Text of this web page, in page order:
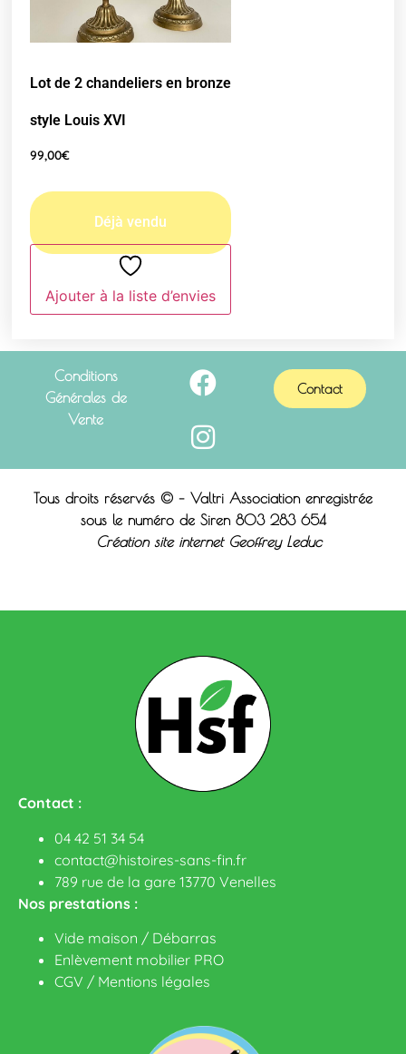
Lot de 2 chandeliers en bronze
style Louis XVI
99,00€
Ajouter à la liste d’envies
Conditions
Générales de
Vente
Contact
Tous droits réservés © – Valtri Association enregistrée
sous le numéro de Siren 803 283 654
Création site internet Geoffrey Leduc
Contact :
04 42 51 34 54
contact@histoires-sans-fin.fr
789 rue de la gare 13770 Venelles
Nos prestations :
Vide maison / Débarras
Enlèvement mobilier PRO
CGV / Mentions légales